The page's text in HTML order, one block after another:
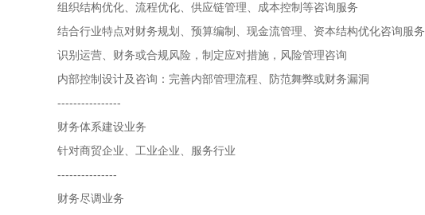
组织结构优化、流程优化、供应链管理、成本控制等咨询服务
结合行业特点对财务规划、预算编制、现金流管理、资本结构优化咨询服务
识别运营、财务或合规风险，制定应对措施，风险管理咨询
内部控制设计及咨询：完善内部管理流程、防范舞弊或财务漏洞
----------------
财务体系建设业务
针对商贸企业、工业企业、服务行业
---------------
财务尽调业务